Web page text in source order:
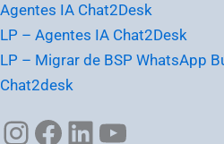
Agentes IA Chat2Desk
LP – Agentes IA Chat2Desk
LP – Migrar de BSP WhatsApp
Chat2desk